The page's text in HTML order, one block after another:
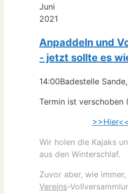
Juni
2021
Anpaddeln und
- jetzt sollte es
14:00Badestelle
Termin ist verschoben
>>Hier<<
Wir holen die Kajaks
aus den Winterschlaf.
Zuvor aber, wie
Vereins-